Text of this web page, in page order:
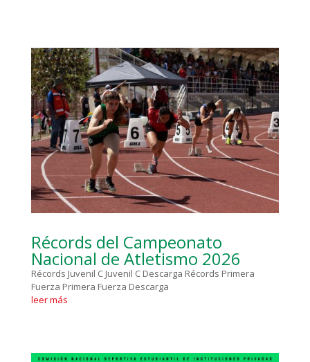
Récords del Campeonato
Nacional de Atletismo 2026
Récords Juvenil C Juvenil C Descarga Récords Primera
Fuerza Primera Fuerza Descarga
leer más